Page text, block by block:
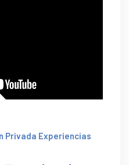
Privada Experiencias